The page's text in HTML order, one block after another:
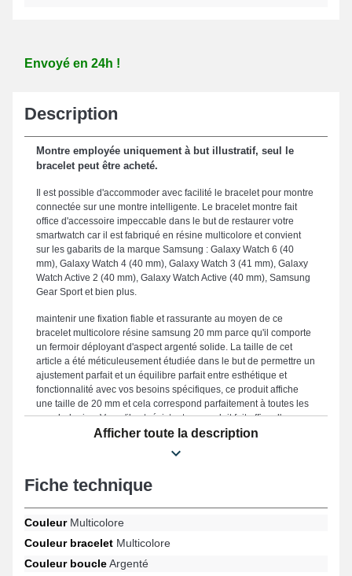
Envoyé en 24h !
Description
Montre employée uniquement à but illustratif, seul le
bracelet peut être acheté.
Il est possible d'accommoder avec facilité le bracelet pour montre
connectée sur une montre intelligente. Le bracelet montre fait
office d'accessoire impeccable dans le but de restaurer votre
smartwatch car il est fabriqué en résine multicolore et convient
sur les gabarits de la marque Samsung : Galaxy Watch 6 (40
mm), Galaxy Watch 4 (40 mm), Galaxy Watch 3 (41 mm), Galaxy
Watch Active 2 (40 mm), Galaxy Watch Active (40 mm), Samsung
Gear Sport et bien plus.
maintenir une fixation fiable et rassurante au moyen de ce
bracelet multicolore résine samsung 20 mm parce qu'il comporte
un fermoir déployant d'aspect argenté solide. La taille de cet
article a été méticuleusement étudiée dans le but de permettre un
ajustement parfait et un équilibre parfait entre esthétique et
fonctionnalité avec vos besoins spécifiques, ce produit affiche
une taille de 20 mm et cela correspond parfaitement à toutes les
morphologies. Vu qu'il est résistant, ce produit fait office d'un
compromis idéal dans le but d'en remplacer un usagé ou abîmé.
connectée, elle est adaptée sur cette sorte sur le format de
FE, Galaxy Watch 5 (40 mm), Galaxy Watch 3 (41 mm), Samsung
déployante est de fabrication soignée. Au moyen de sa
robustesse, ce produit Samsung s'harmonise en toute simplicité à
Afficher toute la description
Fiche technique
CouleurMulticolore
Couleur bracelet Multicolore
Couleur boucleArgenté